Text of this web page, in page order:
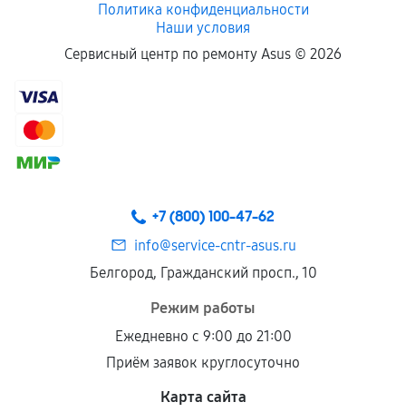
Политика конфиденциальности
Наши условия
Сервисный центр по ремонту Asus © 2026
+7 (800) 100-47-62
info@service-cntr-asus.ru
Белгород, Гражданский просп., 10
Режим работы
Ежедневно с 9:00 до 21:00
Приём заявок круглосуточно
Карта сайта